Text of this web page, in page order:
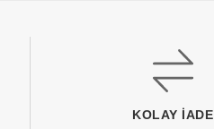
KOLAY İADE